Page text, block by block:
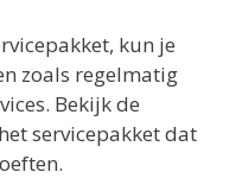
kun je
zoals regelmatig
Bekijk de
servicepakket dat